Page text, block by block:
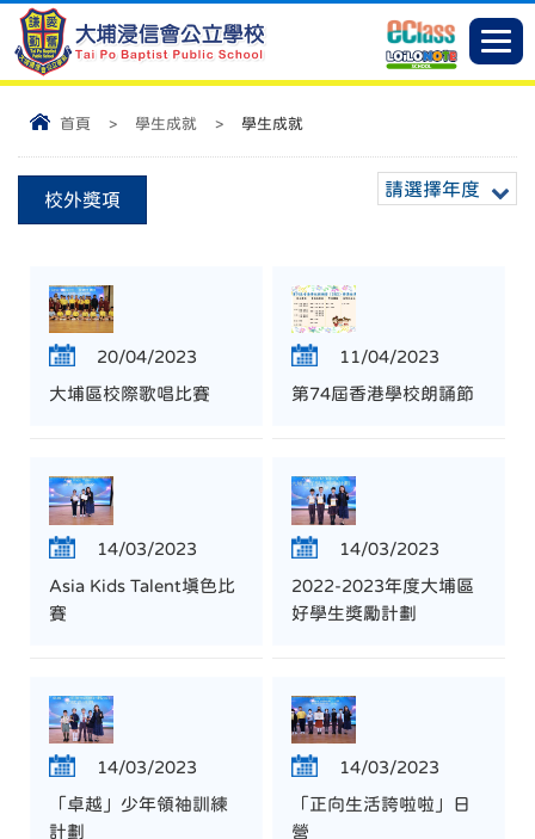
首頁 > 學生成就 > 學生成就
請選擇年度
校外獎項
20/04/2023
大埔區校際歌唱比賽
11/04/2023
第74屆香港學校朗誦節
14/03/2023
Asia Kids Talent填色比
賽
14/03/2023
2022-2023年度大埔區
好學生獎勵計劃
14/03/2023
「卓越」少年領袖訓練
計劃
14/03/2023
「正向生活誇啦啦」日
營